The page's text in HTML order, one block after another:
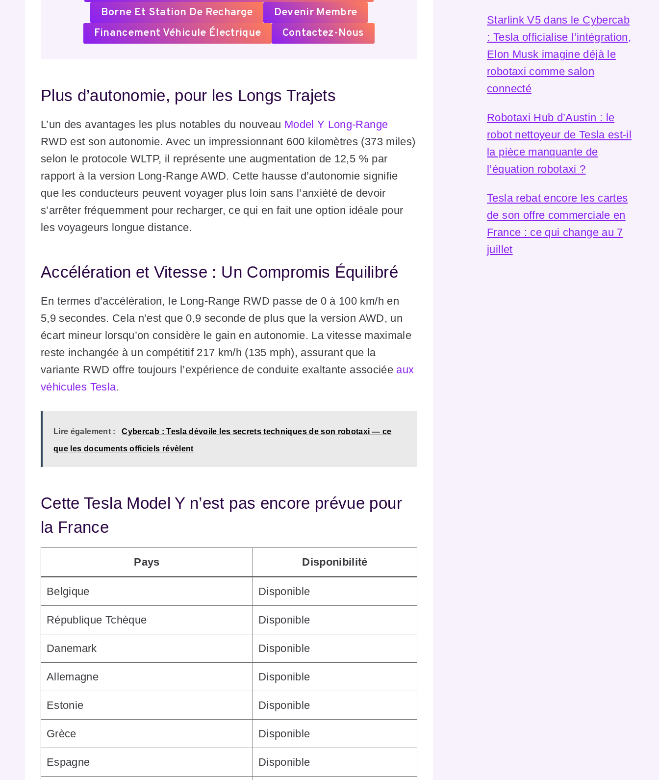
Borne Et Station De Recharge
Devenir Membre
Financement Véhicule Électrique
Contactez-Nous
Plus d’autonomie, pour les Longs Trajets
L’un des avantages les plus notables du nouveau Model Y Long-Range
RWD est son autonomie. Avec un impressionnant 600 kilomètres (373 miles)
selon le protocole WLTP, il représente une augmentation de 12,5 % par
rapport à la version Long-Range AWD. Cette hausse d’autonomie signifie
que les conducteurs peuvent voyager plus loin sans l’anxiété de devoir
s’arrêter fréquemment pour recharger, ce qui en fait une option idéale pour
les voyageurs longue distance.
Accélération et Vitesse : Un Compromis Équilibré
En termes d’accélération, le Long-Range RWD passe de 0 à 100 km/h en
5,9 secondes. Cela n’est que 0,9 seconde de plus que la version AWD, un
écart mineur lorsqu’on considère le gain en autonomie. La vitesse maximale
reste inchangée à un compétitif 217 km/h (135 mph), assurant que la
variante RWD offre toujours l’expérience de conduite exaltante associée aux
véhicules Tesla.
Lire également : Cybercab : Tesla dévoile les secrets techniques de son robotaxi — ce
que les documents officiels révèlent
Cette Tesla Model Y n’est pas encore prévue pour
la France
Pays Disponibilité
Belgique Disponible
République Tchèque Disponible
Danemark Disponible
Allemagne Disponible
Estonie Disponible
Grèce Disponible
Espagne Disponible
Starlink V5 dans le Cybercab
: Tesla officialise l’intégration,
Elon Musk imagine déjà le
robotaxi comme salon
connecté
Robotaxi Hub d’Austin : le
robot nettoyeur de Tesla est-il
la pièce manquante de
l’équation robotaxi ?
Tesla rebat encore les cartes
de son offre commerciale en
France : ce qui change au 7
juillet